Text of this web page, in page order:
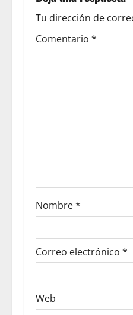
Tu dirección de
Comentario *
Nombre*
Correo electrónico *
Web